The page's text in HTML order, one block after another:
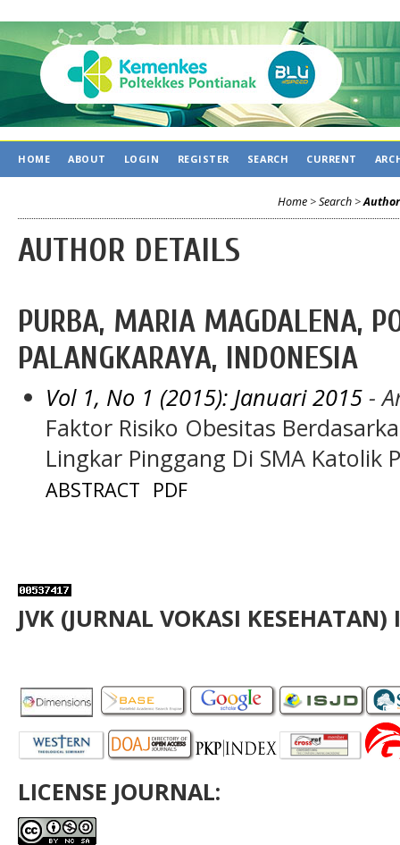
HOME ABOUT LOGIN REGISTER SEARCH CURRENT
Home >Search >
AUTHOR DETAILS
PURBA, MARIA MAGDALENA,
PALANGKARAYA, INDONESIA
Vol 1, No 1 (2015): Januari 2015 -
Faktor Risiko Obesitas
Lingkar Pinggang Di SMA Katolik
ABSTRACT PDF
JVK (JURNAL VOKASI KESEHATAN)
LICENSE JOURNAL: